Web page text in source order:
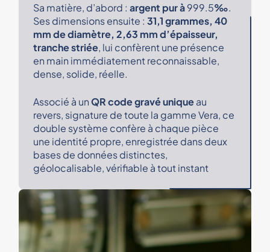
Sa matière, d’abord :argent pur à999.5‰.
Ses dimensions ensuite :31,1 grammes, 40
mm de diamètre, 2,63 mm d’épaisseur,
tranche striée, lui confèrent une présence
en main immédiatement reconnaissable,
dense, solide, réelle.
Associé à unQR code gravé uniqueau
revers, signature de toute la gamme Vera, ce
double système confère à chaque pièce
une identité propre, enregistrée dans deux
bases de données distinctes,
géolocalisable, vérifiable à tout instant